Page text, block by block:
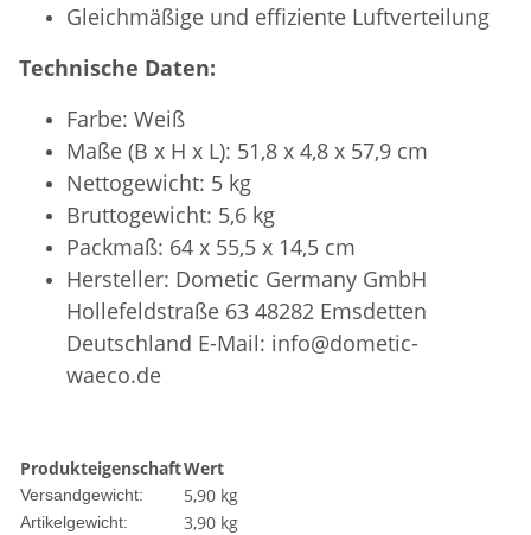
Gleichmäßige und effiziente Luftverteilung
Technische Daten:
Farbe: Weiß
Maße (B x H x L): 51,8 x 4,8 x 57,9 cm
Nettogewicht: 5 kg
Bruttogewicht: 5,6 kg
Packmaß: 64 x 55,5 x 14,5 cm
Hersteller: Dometic Germany GmbH
Hollefeldstraße 63 48282 Emsdetten
Deutschland E-Mail: info@dometic-
waeco.de
ProdukteigenschaftWert
Versandgewicht: 5,90 kg
Artikelgewicht: 3,90 kg